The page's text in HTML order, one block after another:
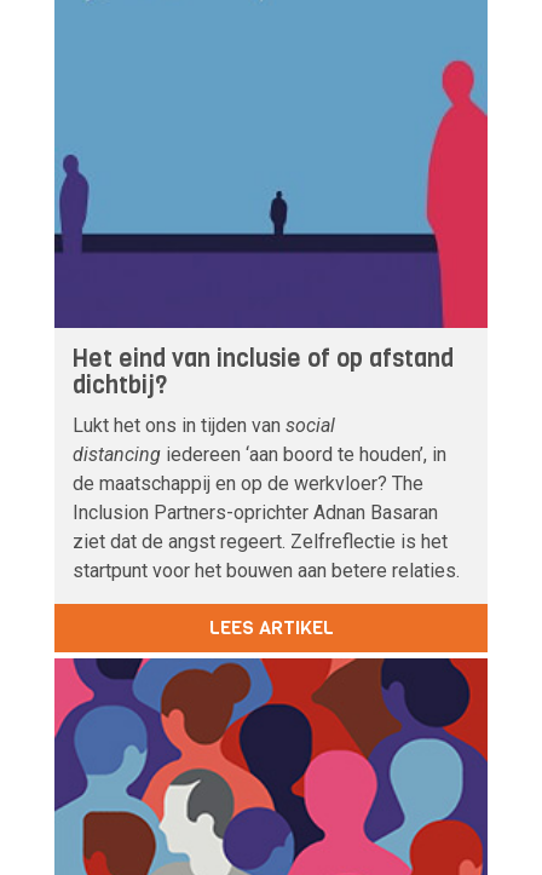
Het eind van inclusie of op afstand
dichtbij?
Lukt het ons in tijden van social
distancing iedereen ‘aan boord te houden’, in
de maatschappij en op de werkvloer? The
Inclusion Partners-oprichter Adnan Basaran
ziet dat de angst regeert. Zelfreflectie is het
startpunt voor het bouwen aan betere relaties.
LEES ARTIKEL